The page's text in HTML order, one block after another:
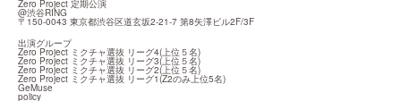
Zero Project 定期公演
@渋谷RING
〒150-0043 東京都渋谷区道玄坂2-21-7 第8矢澤ビル2F/3F
出演グループ
Zero Project ミクチャ選抜 リーグ4(上位５名)
Zero Project ミクチャ選抜 リーグ3(上位５名)
Zero Project ミクチャ選抜 リーグ2(上位５名)
Zero Project ミクチャ選抜 リーグ1(Z2のみ上位5名)
GeMuse
policy